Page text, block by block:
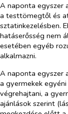
A naponta egyszer
a testtömegtől és
sztatinkezelésben.
hatáserősség nem
esetében egyéb
alkalmazni.
A naponta egyszer
a gyermekek
végrehajtani, a
ajánlások szerint